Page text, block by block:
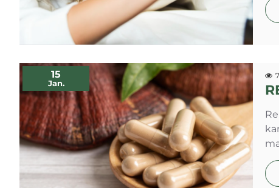
15
Jan.